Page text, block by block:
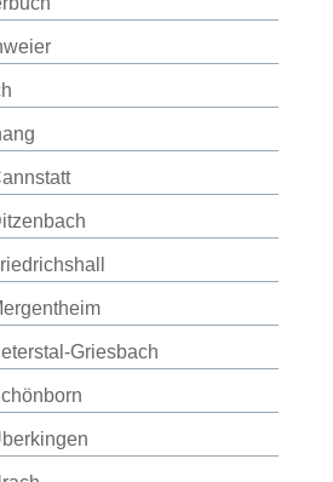
Griesbach